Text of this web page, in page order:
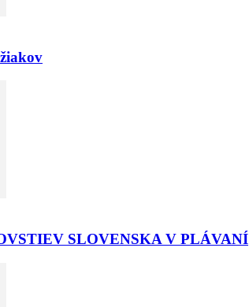
SLOVENSKA V PLÁVANÍ